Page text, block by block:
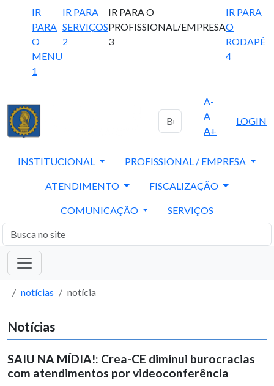
IR
PARA
O
MENU
1
IR PARA
SERVIÇOS
2
IR PARA O
PROFISSIONAL/EMPRESA
3
IR PARA
O
RODAPÉ
4
A-
A
A+
LOGIN
INSTITUCIONAL PROFISSIONAL / EMPRESA
ATENDIMENTO FISCALIZAÇÃO
COMUNICAÇÃO SERVIÇOS
notícias notícia
Notícias
SAIU NA MÍDIA!: Crea-CE diminui burocracias
com atendimentos por videoconferência